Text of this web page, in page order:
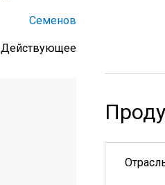
Семенов
Действующее